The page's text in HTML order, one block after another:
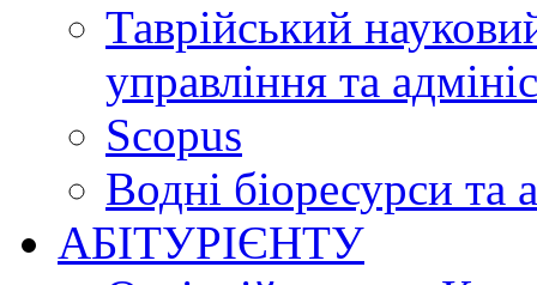
Таврійський
управління та
Scopus
Водні біоресурси та
АБІТУРІЄНТУ